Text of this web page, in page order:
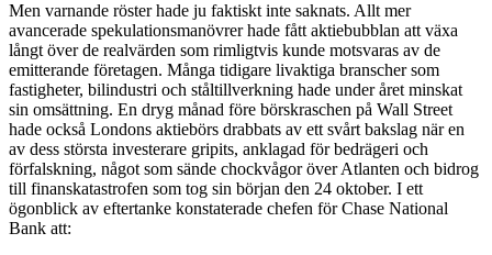
Men varnande röster hade ju faktiskt inte saknats. Allt mer
avancerade spekulationsmanövrer hade fått aktiebubblan att växa
långt över de realvärden som rimligtvis kunde motsvaras av de
emitterande företagen. Många tidigare livaktiga branscher som
fastigheter, bilindustri och ståltillverkning hade under året minskat
sin omsättning. En dryg månad före börskraschen på Wall Street
hade också Londons aktiebörs drabbats av ett svårt bakslag när en
av dess största investerare gripits, anklagad för bedrägeri och
förfalskning, något som sände chockvågor över Atlanten och bidrog
till finanskatastrofen som tog sin början den 24 oktober. I ett
ögonblick av eftertanke konstaterade chefen för Chase National
Bank att: